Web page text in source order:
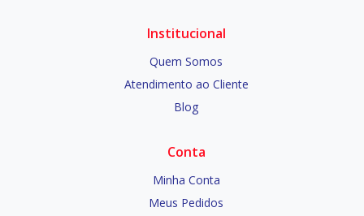
Institucional
Quem Somos
Atendimento ao Cliente
Blog
Conta
Minha Conta
Meus Pedidos